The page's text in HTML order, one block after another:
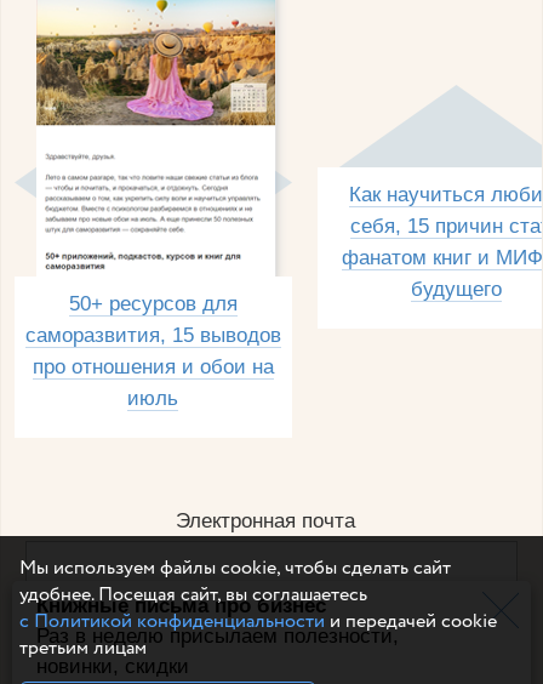
Книжные письма про бизнес
Раз в неделю присылаем полезности,
новинки, скидки
50+ ресурсов для
саморазвития, 15 выводов
про отношения и обои на
июль
Как научиться
себя, 15 причин
фанатом книг и
будущего
Электронная почта
Например, dulsineya@gmail.com
Без спама и смс
Мы используем файлы cookie, чтобы сделать сайт
удобнее. Посещая сайт, вы соглашаетесь
с Политикой конфиденциальности и передачей cookie
третьим лицам